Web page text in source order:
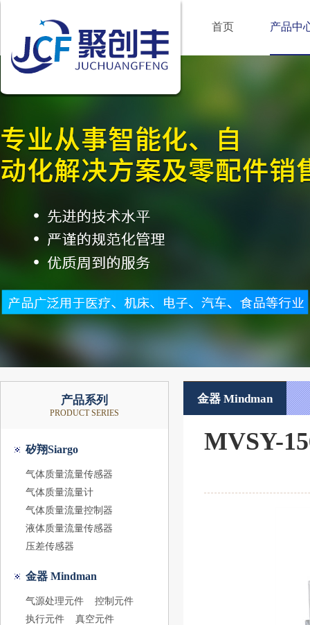
首页 产品中
产品系列
PRODUCT SERIES
矽翔Siargo
气体质量流量传感器
气体质量流量计
气体质量流量控制器
液体质量流量传感器
压差传感器
金器 Mindman
气源处理元件
控制元件
执行元件
真空元件
金器 Mindman
MVSY-